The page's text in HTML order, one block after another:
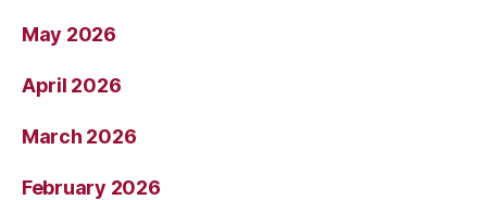
May 2026
April 2026
March 2026
February 2026